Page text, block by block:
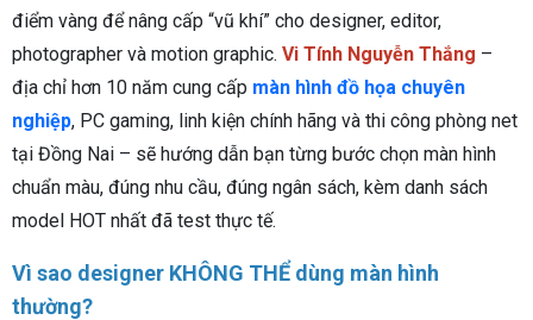
điểm vàng để nâng cấp “vũ khí” cho designer, editor,
photographer và motion graphic. Vi Tính Nguyễn Thắng –
địa chỉ hơn 10 năm cung cấp màn hình đồ họa chuyên
nghiệp, PC gaming, linh kiện chính hãng và thi công phòng net
tại Đồng Nai – sẽ hướng dẫn bạn từng bước chọn màn hình
chuẩn màu, đúng nhu cầu, đúng ngân sách, kèm danh sách
model HOT nhất đã test thực tế.
Vì sao designer KHÔNG THỂ dùng màn hình
thường?